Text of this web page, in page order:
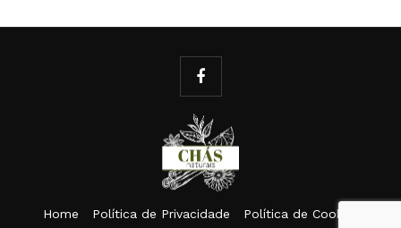
Home Política de Privacidade
Política de Cookies